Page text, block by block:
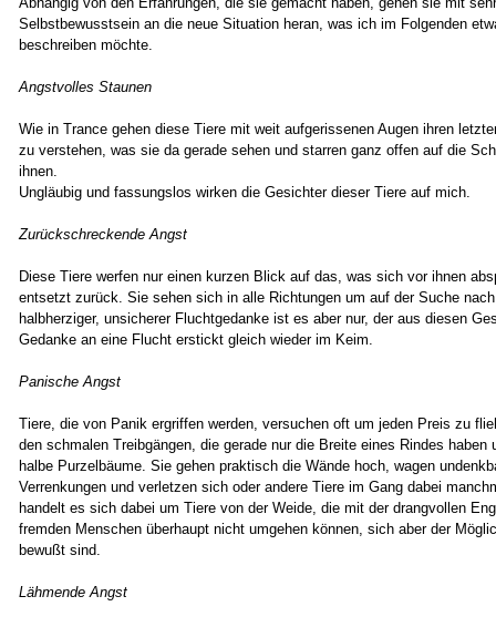
Selbstbewusstsein an die neue Situation heran, was ich im Folgenden
beschreiben möchte.
Angstvolles Staunen
Wie in Trance gehen diese Tiere mit weit aufgerissenen Augen ihren
zu verstehen, was sie da gerade sehen und starren ganz offen auf die
ihnen.
Ungläubig und fassungslos wirken die Gesichter dieser Tiere auf mich.
Zurückschreckende Angst
Diese Tiere werfen nur einen kurzen Blick auf das, was sich vor ihnen
entsetzt zurück. Sie sehen sich in alle Richtungen um auf der Suche
halbherziger, unsicherer Fluchtgedanke ist es aber nur, der aus diesen
Gedanke an eine Flucht erstickt gleich wieder im Keim.
Panische Angst
Tiere, die von Panik ergriffen werden, versuchen oft um jeden Preis zu
den schmalen Treibgängen, die gerade nur die Breite eines Rindes haben
halbe Purzelbäume. Sie gehen praktisch die Wände hoch, wagen
Verrenkungen und verletzen sich oder andere Tiere im Gang dabei
handelt es sich dabei um Tiere von der Weide, die mit der drangvollen
fremden Menschen überhaupt nicht umgehen können, sich aber der
bewußt sind.
Lähmende Angst